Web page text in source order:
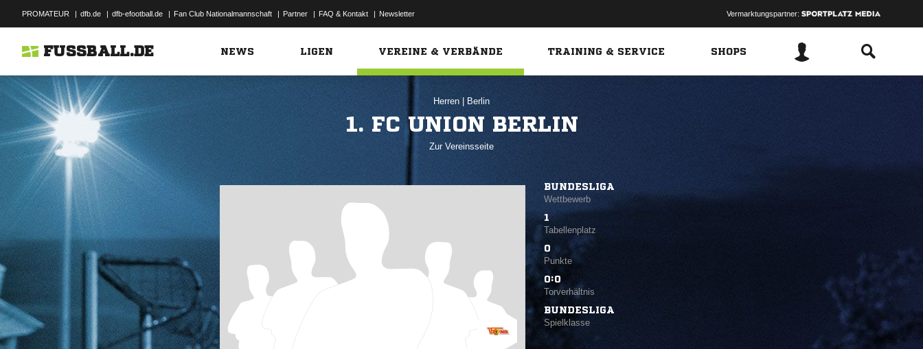
PROMATEUR | dfb.de | dfb-efootball.de | Fan Club Nationalmannschaft | Partner | FAQ & Kontakt | Newsletter Vermarktungspartner:
FUSSBALL.DE NEWS LIGEN VEREINE & VERBÄNDE TRAINING & SERVICE SHOPS
Herren Berlin
1. FC UNION BERLIN
Zur Vereinsseite
BUNDESLIGA
Wettbewerb
1
Tabellenplatz
0
Punkte
0:0
Torverhältnis
BUNDESLIGA
Spielklasse